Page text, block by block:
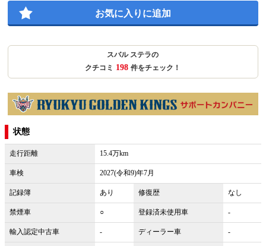
お気に入りに追加
スバル ステラの
クチコミ 198 件をチェック！
状態
走行距離 15.4万km
車検 2027(令和9)年7月
記録簿 あり 修復歴 なし
禁煙車 ○ 登録済未使用車 -
輸入認定中古車 - ディーラー車 -